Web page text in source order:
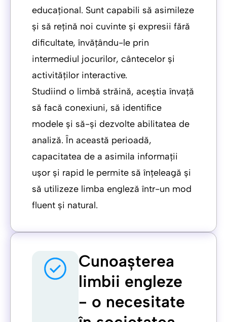
educațional. Sunt capabili să asimileze
și să rețină noi cuvinte și expresii fără
dificultate, învățându-le prin
intermediul jocurilor, cântecelor și
activităților interactive.
Studiind o limbă străină, aceștia învață
să facă conexiuni, să identifice
modele și să-și dezvolte abilitatea de
analiză. În această perioadă,
capacitatea de a asimila informații
ușor și rapid le permite să înțeleagă și
să utilizeze limba engleză într-un mod
fluent și natural.
Cunoașterea
limbii engleze
- o necesitate